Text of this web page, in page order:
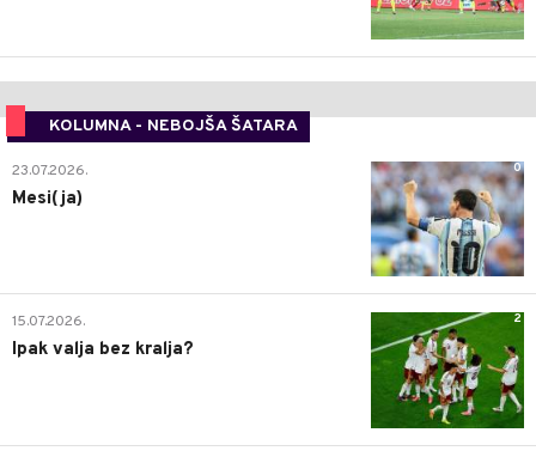
KOLUMNA - NEBOJŠA ŠATARA
0
23.07.2026.
Mesi(ja)
2
15.07.2026.
Ipak valja bez kralja?